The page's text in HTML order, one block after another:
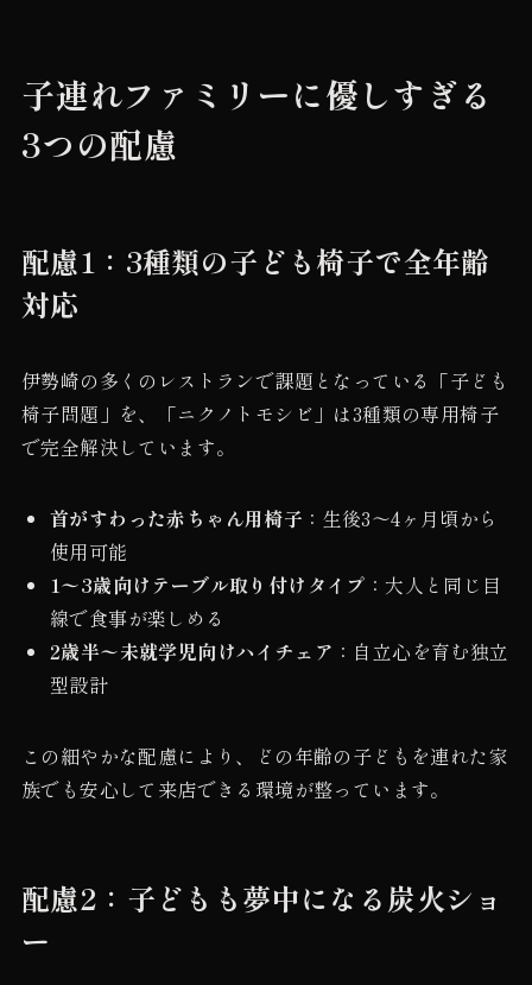
子連れファミリーに優しすぎる
3つの配慮
配慮1：3種類の子ども椅子で全年齢
対応
伊勢崎の多くのレストランで課題となっている「子ども
椅子問題」を、「ニクノトモシビ」は3種類の専用椅子
で完全解決しています。
首がすわった赤ちゃん用椅子 ：生後3〜4ヶ月頃から
使用可能
1〜3歳向けテーブル取り付けタイプ ：大人と同じ目
線で食事が楽しめる
2歳半〜未就学児向けハイチェア ：自立心を育む独立
型設計
この細やかな配慮により、どの年齢の子どもを連れた家
族でも安心して来店できる環境が整っています。
配慮2：子どもも夢中になる炭火ショ
ー